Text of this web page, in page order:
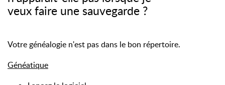
veux faire une sauvegarde ?
Votre généalogie n'est pas dans le bon répertoire.
Généatique